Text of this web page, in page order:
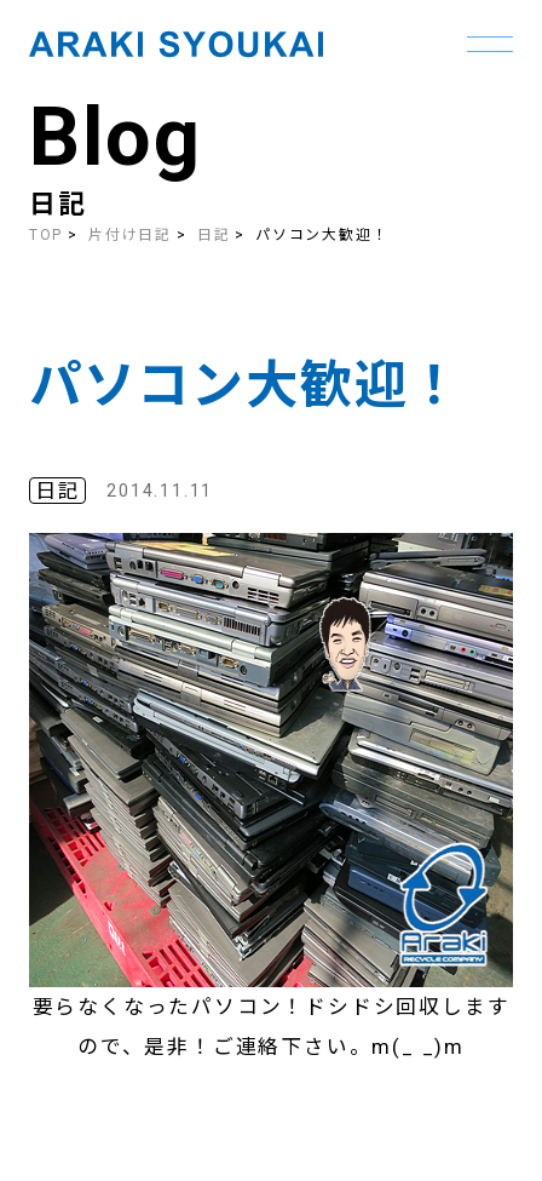
contentBlog
日記
TOP 片付け日記 日記 パソコン大歓迎！
パソコン大歓迎！
日記 2014.11.11
要らなくなったパソコン！ドシドシ回収します
ので、是非！ご連絡下さい。m(_ _)m